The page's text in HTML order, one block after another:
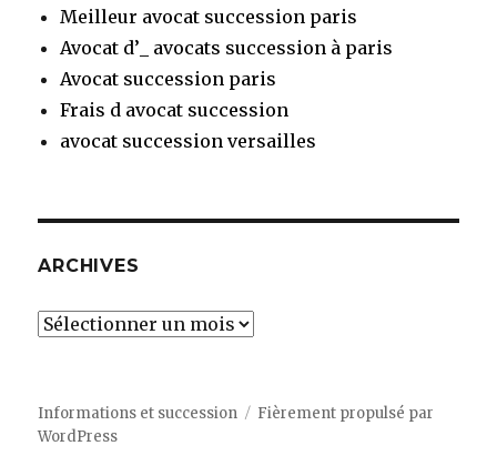
Meilleur avocat succession paris
Avocat d’_ avocats succession à paris
Avocat succession paris
Frais d avocat succession
avocat succession versailles
ARCHIVES
Archives
Informations et succession
Fièrement propulsé par
WordPress